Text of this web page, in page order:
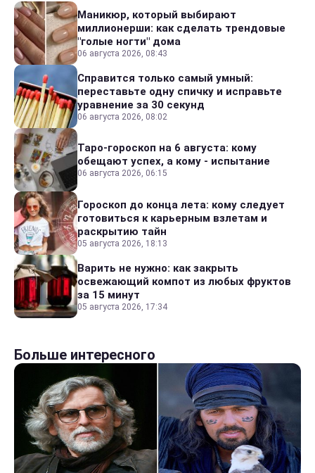
Маникюр, который выбирают
миллионерши: как сделать трендовые
"голые ногти" дома
06 августа 2026, 08:43
Справится только самый умный:
переставьте одну спичку и исправьте
уравнение за 30 секунд
06 августа 2026, 08:02
Таро-гороскоп на 6 августа: кому
обещают успех, а кому - испытание
06 августа 2026, 06:15
Гороскоп до конца лета: кому следует
готовиться к карьерным взлетам и
раскрытию тайн
05 августа 2026, 18:13
Варить не нужно: как закрыть
освежающий компот из любых фруктов
за 15 минут
05 августа 2026, 17:34
Больше интересного